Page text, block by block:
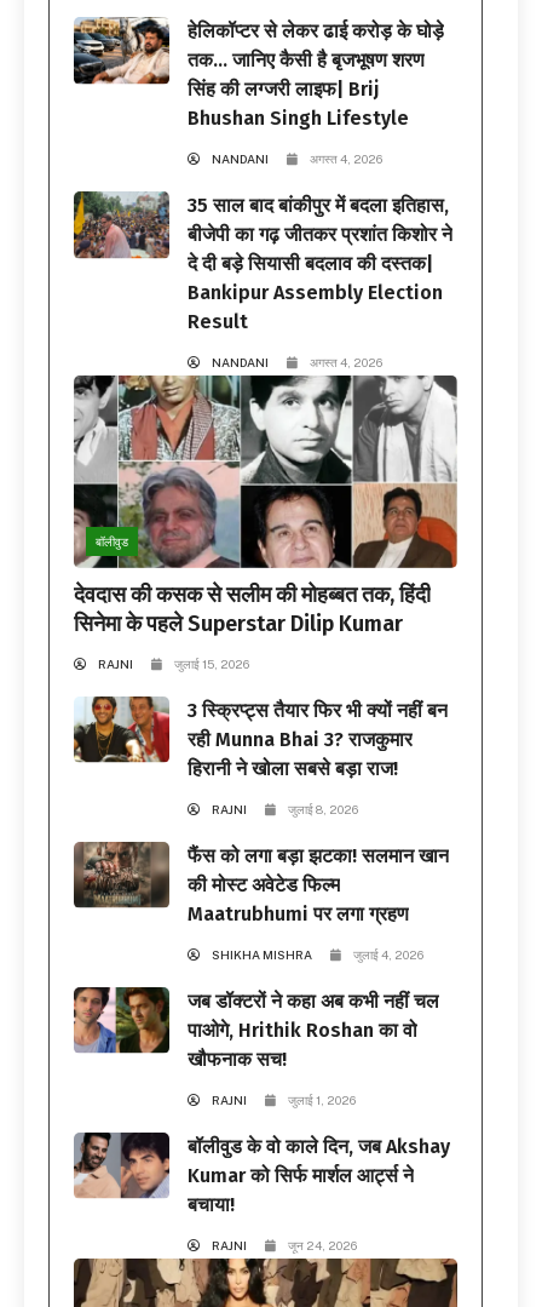
हेलिकॉप्टर से लेकर ढाई करोड़ के घोड़े
तक… जानिए कैसी है बृजभूषण शरण
सिंह की लग्जरी लाइफ| Brij
Bhushan Singh Lifestyle
NANDANI अगस्त 4, 2026
35 साल बाद बांकीपुर में बदला इतिहास,
बीजेपी का गढ़ जीतकर प्रशांत किशोर ने
दे दी बड़े सियासी बदलाव की दस्तक|
Bankipur Assembly Election
Result
NANDANI अगस्त 4, 2026
बॉलीवुड
देवदास की कसक से सलीम की मोहब्बत तक, हिंदी
सिनेमा के पहले Superstar Dilip Kumar
RAJNI जुलाई 15, 2026
3 स्क्रिप्ट्स तैयार फिर भी क्यों नहीं बन
रही Munna Bhai 3? राजकुमार
हिरानी ने खोला सबसे बड़ा राज!
RAJNI जुलाई 8, 2026
फैंस को लगा बड़ा झटका! सलमान खान
की मोस्ट अवेटेड फिल्म
Maatrubhumi पर लगा ग्रहण
SHIKHA MISHRA जुलाई 4, 2026
जब डॉक्टरों ने कहा अब कभी नहीं चल
पाओगे, Hrithik Roshan का वो
खौफनाक सच!
RAJNI जुलाई 1, 2026
बॉलीवुड के वो काले दिन, जब Akshay
Kumar को सिर्फ मार्शल आर्ट्स ने
बचाया!
RAJNI जून 24, 2026